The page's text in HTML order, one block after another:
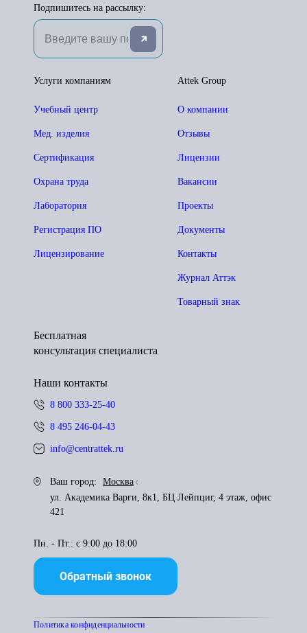
Подпишитесь на рассылку:
Attek Group
О компании
Отзывы
Лицензии
Вакансии
Проекты
Документы
Контакты
Журнал Аттэк
Товарный знак
Услуги компаниям
Учебный центр
Мед. изделия
Сертификация
Охрана труда
Лаборатория
Регистрация ПО
Лицензирование
Бесплатная
консультация специалиста
Наши контакты
8 800 333-25-40
8 495 246-04-43
info@centrattek.ru
Ваш город:
Москва
ул. Академика Варги, 8к1, БЦ Лейпциг, 4 этаж, офис
421
Пн. - Пт.: с 9:00 до 18:00
Обратный звонок
Политика конфиденциальности